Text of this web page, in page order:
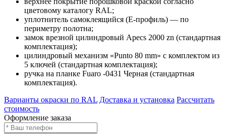
цветовому каталогу RAL;
уплотнитель самоклеящийся (E-профиль) — по
периметру полотна;
замок врезной цилиндровый Apecs 2000 zn (стандартная
комплектация);
цилиндровый механизм «Punto 80 mm» с комплектом из
5 ключей (стандартная комплектация);
ручка на планке Fuaro -0431 Черная (стандартная
комплектация).
Варианты окраски по RAL Доставка и установка Рассчитать
стоимость
Оформление заказа